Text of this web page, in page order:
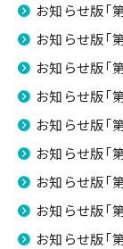
お知らせ版「
お知らせ版「
お知らせ版「
お知らせ版「
お知らせ版「
お知らせ版「
お知らせ版「
お知らせ版「
お知らせ版「